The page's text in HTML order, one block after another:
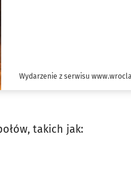
Wydarzenie z serwisu
takich jak: